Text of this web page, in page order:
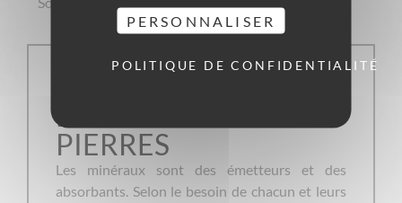
ENTRETENIR SES
PIERRES
Les minéraux sont des émetteurs et des
absorbants. Selon le besoin de chacun et leurs
PERSONNALISER
POLITIQUE DE CONFIDENTIALITÉ